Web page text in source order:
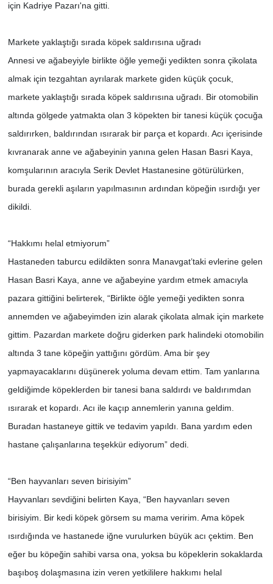
için Kadriye Pazarı'na gitti.
Markete yaklaştığı sırada köpek saldırısına uğradı
Annesi ve ağabeyiyle birlikte öğle yemeği yedikten sonra çikolata
almak için tezgahtan ayrılarak markete giden küçük çocuk,
markete yaklaştığı sırada köpek saldırısına uğradı. Bir otomobilin
altında gölgede yatmakta olan 3 köpekten bir tanesi küçük çocuğa
saldırırken, baldırından ısırarak bir parça et kopardı. Acı içerisinde
kıvranarak anne ve ağabeyinin yanına gelen Hasan Basri Kaya,
komşularının aracıyla Serik Devlet Hastanesine götürülürken,
burada gerekli aşıların yapılmasının ardından köpeğin ısırdığı yer
dikildi.
“Hakkımı helal etmiyorum”
Hastaneden taburcu edildikten sonra Manavgat’taki evlerine gelen
Hasan Basri Kaya, anne ve ağabeyine yardım etmek amacıyla
pazara gittiğini belirterek, “Birlikte öğle yemeği yedikten sonra
annemden ve ağabeyimden izin alarak çikolata almak için markete
gittim. Pazardan markete doğru giderken park halindeki otomobilin
altında 3 tane köpeğin yattığını gördüm. Ama bir şey
yapmayacaklarını düşünerek yoluma devam ettim. Tam yanlarına
geldiğimde köpeklerden bir tanesi bana saldırdı ve baldırımdan
ısırarak et kopardı. Acı ile kaçıp annemlerin yanına geldim.
Buradan hastaneye gittik ve tedavim yapıldı. Bana yardım eden
hastane çalışanlarına teşekkür ediyorum” dedi.
“Ben hayvanları seven birisiyim”
Hayvanları sevdiğini belirten Kaya, “Ben hayvanları seven
birisiyim. Bir kedi köpek görsem su mama veririm. Ama köpek
ısırdığında ve hastanede iğne vurulurken büyük acı çektim. Ben
eğer bu köpeğin sahibi varsa ona, yoksa bu köpeklerin sokaklarda
başıboş dolaşmasına izin veren yetkililere hakkımı helal